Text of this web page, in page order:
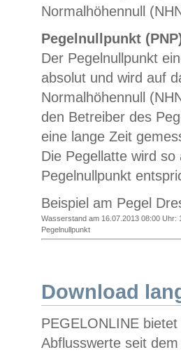
Normalhöhennull
Pegelnullpunkt
Der Pegelnullpunkt
absolut und wird auf
Normalhöhennull
den Betreiber des
eine lange Zeit
Die Pegellatte wird
Pegelnullpunkt
Beispiel am Pegel
Wasserstand am 16.07.2013 08:00 Uhr:
Pegelnullpunkt
Download
PEGELONLINE
Abflusswerte seit